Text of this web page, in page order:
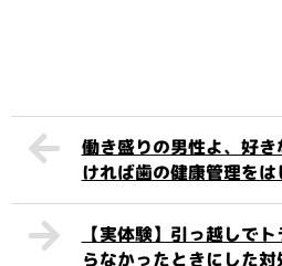
働き盛りの男性よ、好
ければ歯の健康管理をは
【実体験】引っ越しで
らなかったときにした対